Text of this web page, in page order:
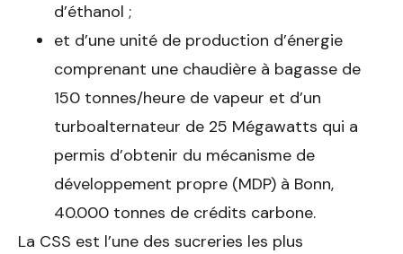
d’éthanol ;
et d’une unité de production d’énergie
comprenant une chaudière à bagasse de
150 tonnes/heure de vapeur et d’un
turboalternateur de 25 Mégawatts qui a
permis d’obtenir du mécanisme de
développement propre (MDP) à Bonn,
40.000 tonnes de crédits carbone.
La CSS est l’une des sucreries les plus